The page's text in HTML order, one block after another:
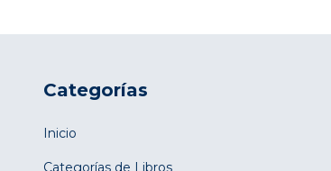
Categorías
Inicio
Categorías de Libros